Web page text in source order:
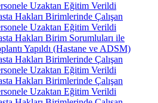
Uzaktan Eğitim Verildi
Hakları Birimlerinde Çalışan
Uzaktan Eğitim Verildi
Hakları Birim Sorumluları ile
Yapıldı (Hastane ve ADSM)
Hakları Birimlerinde Çalışan
Uzaktan Eğitim Verildi
Hakları Birimlerinde Çalışan
Uzaktan Eğitim Verildi